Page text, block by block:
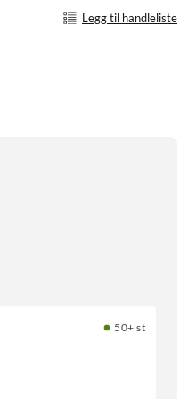
Legg til handleliste
50+ st